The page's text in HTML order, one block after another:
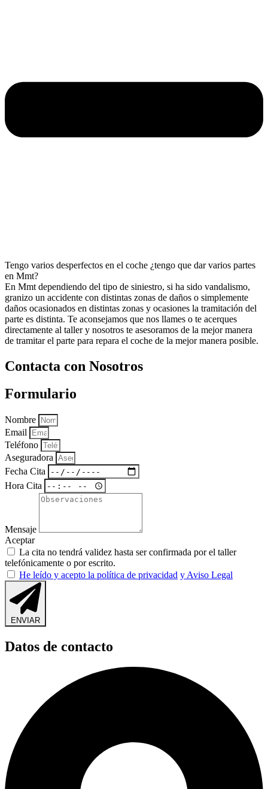
Tengo varios desperfectos en el coche ¿tengo que dar varios partes
en Mmt?
En Mmt dependiendo del tipo de siniestro, si ha sido vandalismo,
granizo un accidente con distintas zonas de daños o simplemente
daños ocasionados en distintas zonas y ocasiones la tramitación del
parte es distinta. Te aconsejamos que nos llames o te acerques
directamente al taller y nosotros te asesoramos de la mejor manera
de tramitar el parte para repara el coche de la mejor manera posible.
Contacta con Nosotros
Formulario
Nombre
Email
Teléfono
Aseguradora
Fecha Cita
Hora Cita
Mensaje
Aceptar
La cita no tendrá validez hasta ser confirmada por el taller
telefónicamente o por escrito.
He leído y acepto la política de privacidad y Aviso Legal
ENVIAR
Datos de contacto